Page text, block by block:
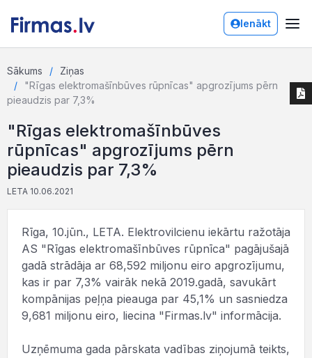
Ienākt
Sākums
Ziņas
"Rīgas elektromašīnbūves rūpnīcas" apgrozījums pērn
pieaudzis par 7,3%
"Rīgas elektromašīnbūves
rūpnīcas" apgrozījums pērn
pieaudzis par 7,3%
LETA 10.06.2021
Rīga, 10.jūn., LETA. Elektrovilcienu iekārtu ražotāja
AS "Rīgas elektromašīnbūves rūpnīca" pagājušajā
gadā strādāja ar 68,592 miljonu eiro apgrozījumu,
kas ir par 7,3% vairāk nekā 2019.gadā, savukārt
kompānijas peļņa pieauga par 45,1% un sasniedza
9,681 miljonu eiro, liecina "Firmas.lv" informācija.
Uzņēmuma gada pārskata vadības ziņojumā teikts,